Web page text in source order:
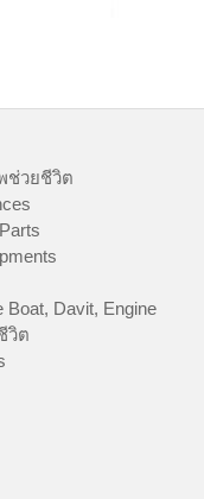
ช่วยชีวิต
Boat, Davit, Engine
วิต